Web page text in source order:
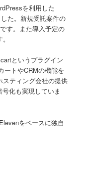
を利用した
た。新規受託案件の
す。また導入予定の
というプラグイン
ートやCRMの機能を
ティング会社の提供
化も実現していま
をベースに独自